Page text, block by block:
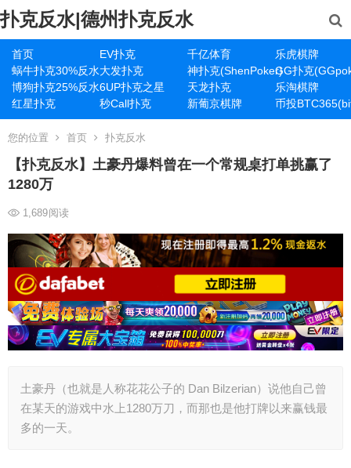
扑克反水|德州扑克反水
首页 EV扑克 千亿体育
乐虎棋牌
蜗牛扑克30%反水大发扑克 神扑克(ShenPoker)GG扑克
博狗扑克25%反水6UP扑克之星 天龙扑克
乐淘棋牌
红星扑克
秒Call扑克 新葡京棋牌 币投
您的位置 首页 扑克反水
【扑克反水】土豪丹爆料曾在一个常规桌打单挑赢了
1280万
1,689阅读
土豪丹（也就是人称花花公子的 Dan Bilzerian）说他自己曾
在某天的游戏中水上1280万刀，而那也是他打牌以来赢钱最
多的一天。